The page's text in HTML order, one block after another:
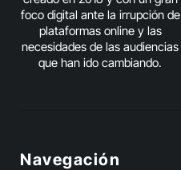
foco digital ante la irrupción de
plataformas online y las
necesidades de las audiencias
que han ido cambiando.
Navegación